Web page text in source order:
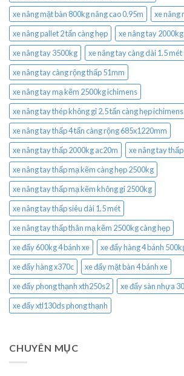
xe nâng mặt bàn 800kg nâng cao 0.95m
xe nâng
xe nâng pallet 2 tấn càng hẹp
xe nâng tay
xe nâng tay 3500kg
xe nâng tay càng dài 1.5 mét
xe nâng tay càng rộng thấp 51mm
xe nâng tay mạ kẽm 2500kg ichimens
xe nâng tay thép không gỉ 2.5 tấn càng hẹp ichimens
xe nâng tay thấp 4 tấn càng rộng 685x1220mm
xe nâng tay thấp 2000kg ac20m
xe nâng tay
xe nâng tay thấp mạ kẽm càng hẹp 2500kg
xe nâng tay thấp mạ kẽm không gỉ 2500kg
xe nâng tay thấp siêu dài 1.5 mét
xe nâng tay thấp thân mạ kẽm 2500kg càng hẹp
xe đẩy 600kg 4 bánh xe
xe đẩy hàng 4 bánh
xe đẩy hàng x370c
xe đẩy mặt bàn 4 bánh xe
xe đẩy phong thạnh xth250s2
xe đẩy sàn nhựa
xe đẩy xtl130ds phong thạnh
CHUYÊN MỤC